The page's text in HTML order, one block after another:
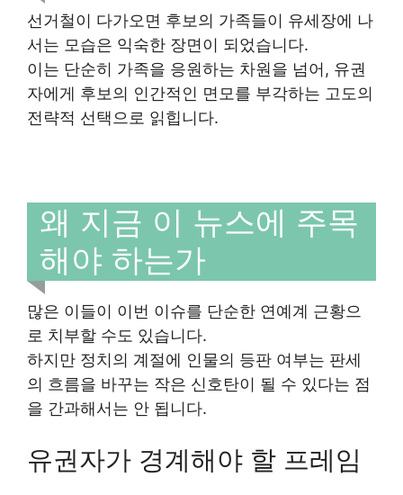
선거철이 다가오면 후보의 가족들이 유세장에 나
서는 모습은 익숙한 장면이 되었습니다.
이는 단순히 가족을 응원하는 차원을 넘어, 유권
자에게 후보의 인간적인 면모를 부각하는 고도의
전략적 선택으로 읽힙니다.
왜 지금 이 뉴스에 주목
해야 하는가
많은 이들이 이번 이슈를 단순한 연예계 근황으
로 치부할 수도 있습니다.
하지만 정치의 계절에 인물의 등판 여부는 판세
의 흐름을 바꾸는 작은 신호탄이 될 수 있다는 점
을 간과해서는 안 됩니다.
유권자가 경계해야 할 프레임